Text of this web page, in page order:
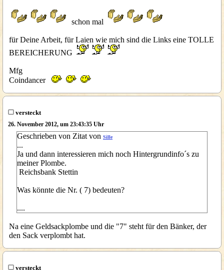
schon mal
für Deine Arbeit, für Laien wie mich sind die Links eine TOLLE
BEREICHERUNG
Mfg
Coindancer
versteckt
26. November 2012, um 23:43:35 Uhr
Geschrieben von Zitat von Sille
...
Ja und dann interessieren mich noch Hintergrundinfo´s zu
meiner Plombe.
Reichsbank Stettin
Was könnte die Nr. ( 7) bedeuten?
....
Na eine Geldsackplombe und die "7" steht für den Bänker, der
den Sack verplombt hat.
versteckt